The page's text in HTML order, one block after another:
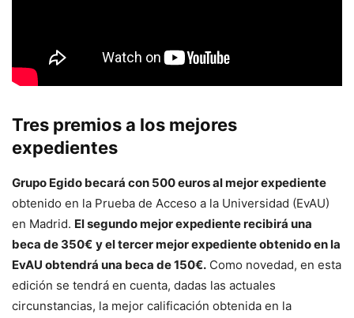
Tres premios a los mejores
expedientes
Grupo Egido becará con 500 euros al mejor expediente
obtenido en la Prueba de Acceso a la Universidad (EvAU)
en Madrid. El segundo mejor expediente recibirá una
beca de 350€ y el tercer mejor expediente obtenido en la
EvAU obtendrá una beca de 150€. Como novedad, en esta
edición se tendrá en cuenta, dadas las actuales
circunstancias, la mejor calificación obtenida en la